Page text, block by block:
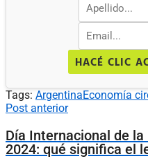
HACÉ CLIC
Tags: ArgentinaEconomía
Post anterior
Día Internacional de
2024: qué significa el